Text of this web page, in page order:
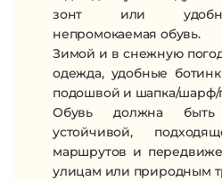
зонт или
непромокаемая обувь.
Зимой и в снежную
одежда, удобные
подошвой и шапка/шарф/
Обувь должна
устойчивой,
маршрутов и
улицам или природным